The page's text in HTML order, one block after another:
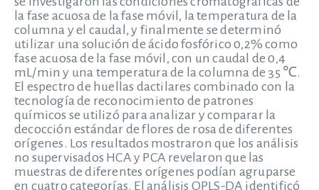
la fase acuosa de la fase móvil, la temperatura de la
columna y el caudal, y finalmente se determinó
utilizar una solución de ácido fosfórico 0,2% como
fase acuosa de la fase móvil, con un caudal de 0,4
mL/min y una temperatura de la columna de 35 ℃.
El espectro de huellas dactilares combinado con la
tecnología de reconocimiento de patrones
químicos se utilizó para analizar y comparar la
decocción estándar de flores de rosa de diferentes
orígenes. Los resultados mostraron que los análisis
no supervisados HCA y PCA revelaron que las
muestras de diferentes orígenes podían agruparse
en cuatro categorías. El análisis OPLS-DA identificó